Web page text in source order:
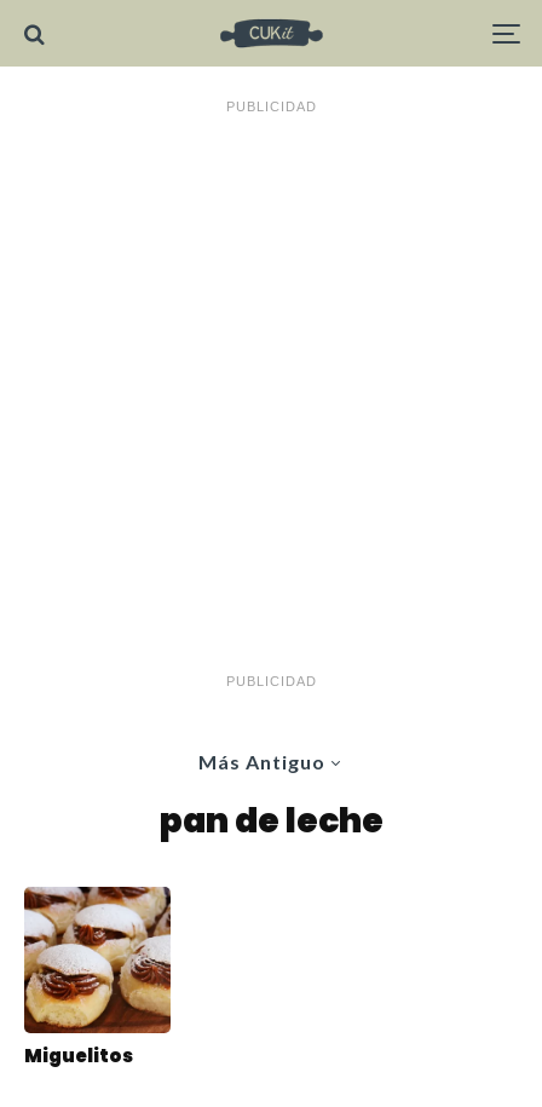
PUBLICIDAD
PUBLICIDAD
Más Antiguo
pan de leche
Miguelitos